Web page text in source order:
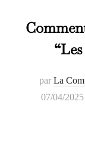
par La
07/04/2025